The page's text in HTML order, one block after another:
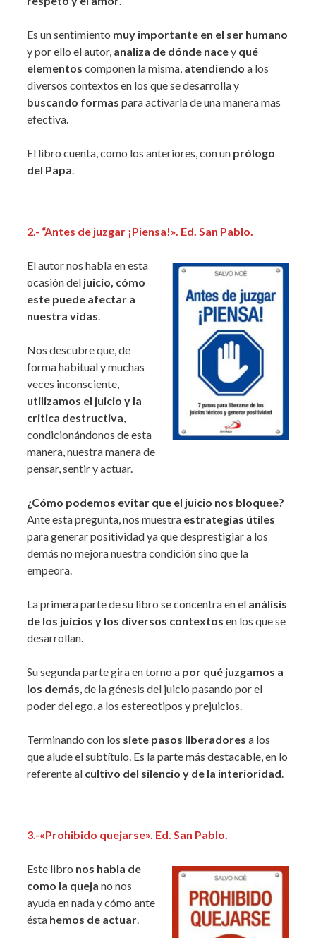
Es un sentimiento muy importante en el ser humano
y por ello el autor, analiza de dónde nacey qué
elementos componen la misma, atendiendo a los
diversos contextos en los que se desarrolla y
buscando formas para activarla de una manera mas
efectiva.
El libro cuenta, como los anteriores, con un prólogo
del Papa.
2.- “Antes de juzgar ¡Piensa!». Ed. San Pablo.
El autor nos habla en esta
ocasión del juicio, cómo
este puede afectar a
nuestra vidas.
Nos descubre que, de
forma habitual y muchas
veces inconsciente,
utilizamos el juicio y la
critica destructiva,
condicionándonos de esta
manera, nuestra manera de
pensar, sentir y actuar.
¿Cómo podemos evitar que el juicio nos bloquee?
Ante esta pregunta, nos muestra estrategias útiles
para generar positividad ya que desprestigiar a los
demás no mejora nuestra condición sino que la
empeora.
La primera parte de su libro se concentra en el análisis
de los juicios y los diversos contextos en los que se
desarrollan.
Su segunda parte gira en torno a por qué juzgamos a
los demás, de la génesis del juicio pasando por el
poder del ego, a los estereotipos y prejuicios.
Terminando con los siete pasos liberadores a los
que alude el subtítulo. Es la parte más destacable, en lo
referente al cultivo del silencio y de la interioridad.
3.-«Prohibido quejarse». Ed. San Pablo.
Este libro nos habla de
como la queja no nos
ayuda en nada y cómo ante
ésta hemos de actuar.